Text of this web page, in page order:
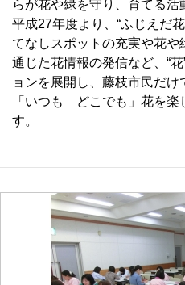
らが花や緑を守り、育てる活
平成27年度より、“ふじえだ
てなしスポットの充実や花
通じた花情報の発信など、“
ョンを展開し、藤枝市民だ
「いつも どこでも」花を楽
す。